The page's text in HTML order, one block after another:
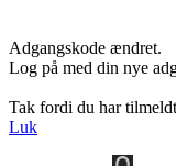
Adgangskode ændret.
Log på med din nye
Tak fordi du har
Luk